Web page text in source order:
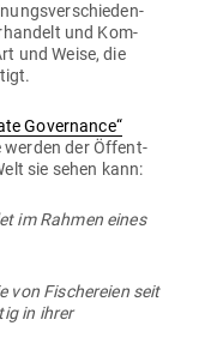
und Kom­
und Weise, die
Gover­nance“
werden der Öffent­
sie sehen kann:
im Rahmen eines
von Fische­reien seit
in ihrer